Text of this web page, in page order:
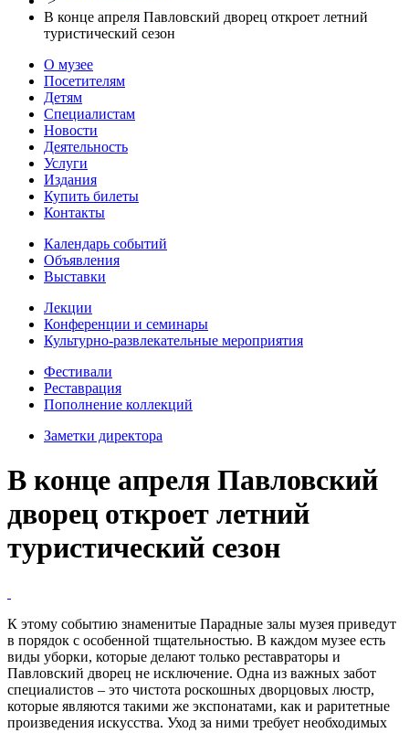
В конце апреля Павловский дворец откроет летний
туристический сезон
О музее
Посетителям
Детям
Специалистам
Новости
Деятельность
Услуги
Издания
Купить билеты
Контакты
Календарь событий
Объявления
Выставки
Лекции
Конференции и семинары
Культурно-развлекательные мероприятия
Фестивали
Реставрация
Пополнение коллекций
Заметки директора
В конце апреля Павловский
дворец откроет летний
туристический сезон
К этому событию знаменитые Парадные залы музея приведут
в порядок с особенной тщательностью. В каждом музее есть
виды уборки, которые делают только реставраторы и
Павловский дворец не исключение. Одна из важных забот
специалистов – это чистота роскошных дворцовых люстр,
которые являются такими же экспонатами, как и раритетные
произведения искусства. Уход за ними требует необходимых